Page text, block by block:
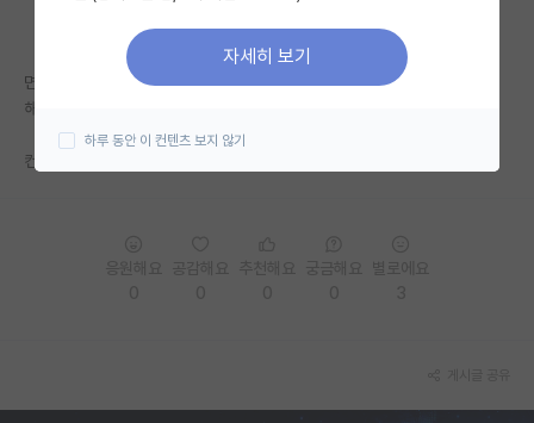
미국 대학원 합격 후기 게시판
대학원생 모집 게시판
연구실(PI) 홍보 게시판
임용 후기 게시판
면접 대답을 정말 잘했다고 생각했고 면접관님들도 준비 많이한 것 같다고
해주셨는데, 탈락해서 좀 의문이 드네요...
컨택을 안해서 그럴까요....?ㅜ
자세히 보기
하루 동안 이 컨텐츠 보지 않기